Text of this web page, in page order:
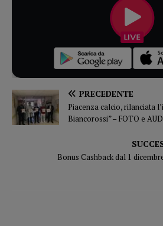
PRECEDENTE
Piacenza calcio, rilanciata
Biancorossi” – FOTO e
Bonus Cashback dal 1